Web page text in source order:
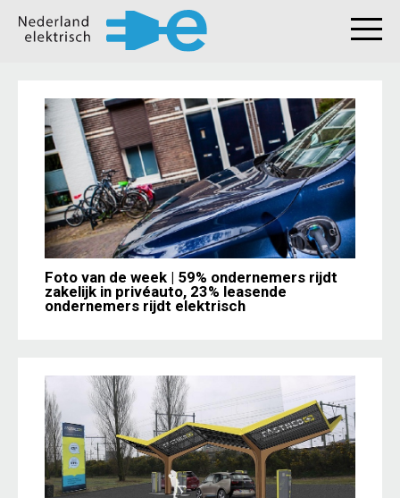
Foto van de week | 59% ondernemers rijdt
zakelijk in privéauto, 23% leasende
ondernemers rijdt elektrisch